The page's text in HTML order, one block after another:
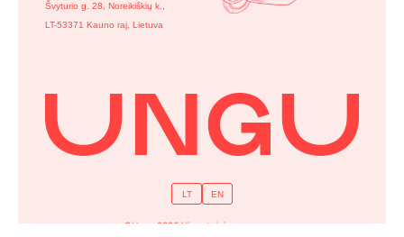
Švyturio g. 28, Noreikiškių k.,
LT-53371 Kauno raj, Lietuva
LT EN
©Ungu 2026 Visos teisės saugomos.